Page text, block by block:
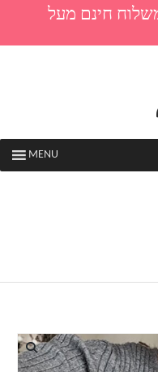
94.99שח | משלוח חינם מעל
MENU